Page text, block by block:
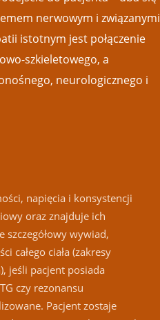
nerwowym i związanymi
istotnym jest połączenie
szkieletowego, a
neurologicznego i
napięcia i konsystencji
oraz znajduje ich
wywiad,
całego ciała (zakresy
jeśli pacjent posiada
czy rezonansu
Pacjent zostaje